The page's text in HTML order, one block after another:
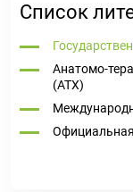
Список
Анатомо-
(ATX)
Официальная